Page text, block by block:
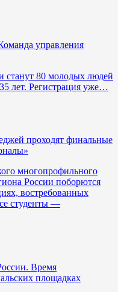
управления
станут 80 молодых людей
лет. Регистрация уже…
проходят финальные
многопрофильного
России поборются
востребованных
студенты —
Время
площадках